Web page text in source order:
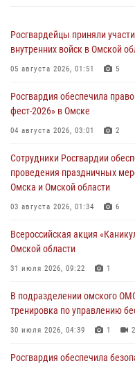
Росгвардейцы приняли
внутренних войск в Омской
05 августа 2026, 01:51 5
Росгвардия обеспечила
фест-2026» в Омске
04 августа 2026, 03:01 2
Сотрудники Росгвардии
проведения праздничных
Омска и Омской области
03 августа 2026, 01:34 6
Всероссийская акция
Омской области
31 июля 2026, 09:22 1
В подразделении омского
тренировка по управлению
30 июля 2026, 04:39 1 2
Росгвардия обеспечила